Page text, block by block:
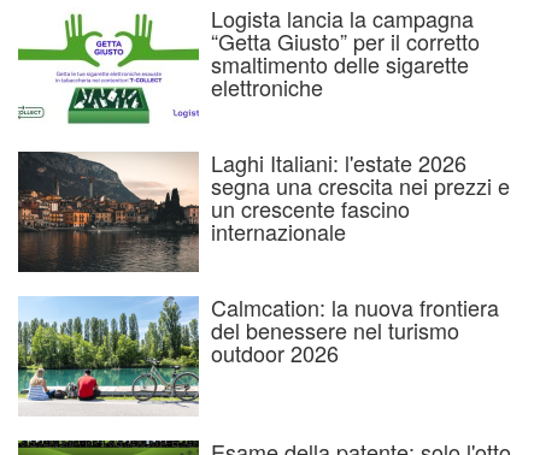
Logista lancia la campagna
“Getta Giusto” per il corretto
smaltimento delle sigarette
elettroniche
Laghi Italiani: l'estate 2026
segna una crescita nei prezzi e
un crescente fascino
internazionale
Calmcation: la nuova frontiera
del benessere nel turismo
outdoor 2026